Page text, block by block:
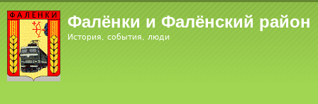
Фалёнки и Фалёнский район
История, события, люди